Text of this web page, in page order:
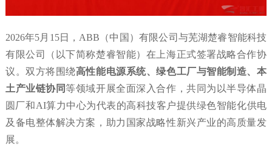
2026年5月15日，ABB（中国）有限公司与芜湖楚睿智能科技
有限公司（以下简称楚睿智能）在上海正式签署战略合作协
议。双方将围绕高性能电源系统、绿色工厂与智能制造、本
土产业链协同 等领域开展全面深入合作，共同为以半导体晶
圆厂和AI算力中心为代表的高科技客户提供绿色智能化供电
及备电整体解决方案，助力国家战略性新兴产业的高质量发
展。